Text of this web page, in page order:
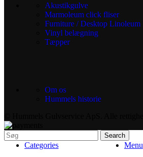
Akustikgulve
Marmoleum click fliser
Furniture / Desktop Linoleum
Vinyl belægning
Tæpper
Om os
Hummels historie
Search
Menu
Categories